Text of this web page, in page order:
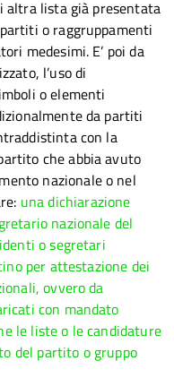
altra lista già presentata
o raggruppamenti
medesimi. E’ poi da
l’uso di
o elementi
da partiti
con la
che abbia avuto
nazionale o nel
una dichiarazione
nazionale del
o segretari
per attestazione dei
ovvero da
con mandato
le liste o le candidature
del partito o gruppo